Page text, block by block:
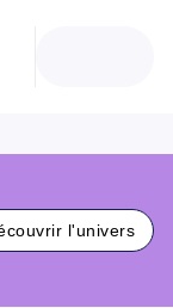
l'univers